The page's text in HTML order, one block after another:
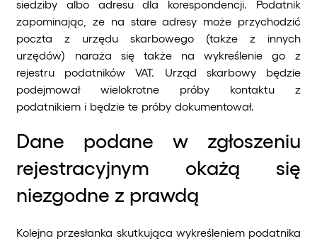
siedziby albo adresu dla korespondencji. Podatnik
zapominając, ze na stare adresy może przychodzić
poczta z urzędu skarbowego (także z innych
urzędów) naraża się także na wykreślenie go z
rejestru podatników VAT. Urząd skarbowy będzie
podejmował wielokrotne próby kontaktu z
podatnikiem i będzie te próby dokumentował.
Dane podane w zgłoszeniu
rejestracyjnym okażą się
niezgodne z prawdą
Kolejna przesłanka skutkująca wykreśleniem podatnika